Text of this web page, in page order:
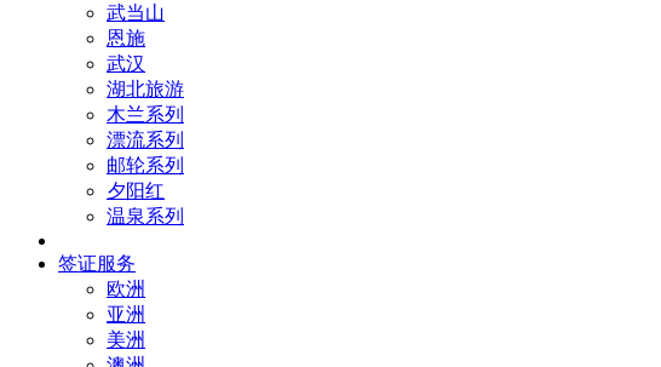
武当山
恩施
武汉
湖北旅游
木兰系列
漂流系列
邮轮系列
夕阳红
温泉系列
签证服务
欧洲
亚洲
美洲